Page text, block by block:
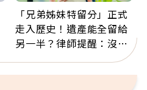
「兄弟姊妹特留分」正式
走入歷史！遺產能全留給
另一半？律師提醒：沒做